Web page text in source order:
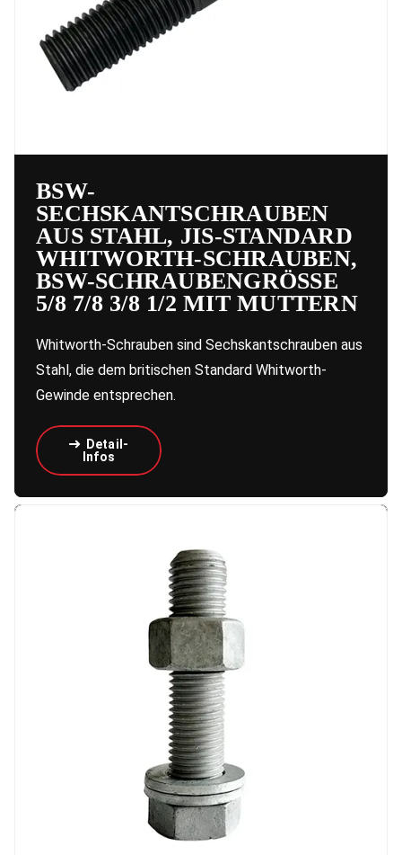
BSW-
SECHSKANTSCHRAUBEN
AUS STAHL, JIS-STANDARD
WHITWORTH-SCHRAUBEN,
BSW-SCHRAUBENGRÖSSE 5
/8 7/8 3/8 1/2 MIT MUTTERN
Whitworth-Schrauben sind Sechskantschrauben aus
Stahl, die dem britischen Standard Whitworth-
Gewinde entsprechen.
Detail-
Infos